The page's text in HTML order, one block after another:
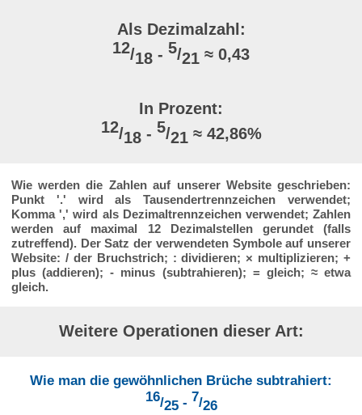
Als Dezimalzahl:
12/18 - 5/21 ≈ 0,43
In Prozent:
12/18- 5/21 ≈ 42,86%
Wie werden die Zahlen auf unserer Website geschrieben:
Punkt '.' wird als Tausendertrennzeichen verwendet;
Komma ',' wird als Dezimaltrennzeichen verwendet; Zahlen
werden auf maximal 12 Dezimalstellen gerundet (falls
zutreffend). Der Satz der verwendeten Symbole auf unserer
Website: / der Bruchstrich; : dividieren; × multiplizieren; +
plus (addieren); - minus (subtrahieren); = gleich; ≈ etwa
gleich.
Weitere Operationen dieser Art:
Wie man die gewöhnlichen Brüche subtrahiert:
16/25- 7/26